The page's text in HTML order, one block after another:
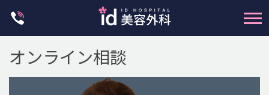
オンライン相談